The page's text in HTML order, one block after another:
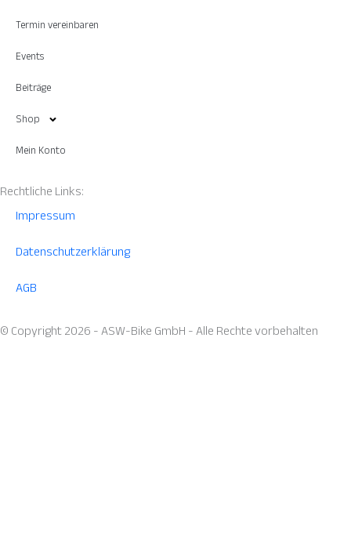
Termin vereinbaren
Events
Beiträge
Shop
Mein Konto
Rechtliche Links:
Impressum
Datenschutzerklärung
AGB
© Copyright 2026 - ASW-Bike GmbH - Alle Rechte vorbehalten